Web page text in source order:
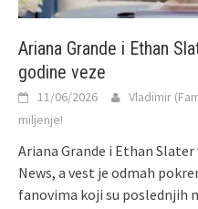
Ariana Grande i Ethan
godine veze
11/06/2026 Vladimir
miljenje!
Ariana Grande i Ethan
News, a vest je odmah
fanovima koji su poslednjih